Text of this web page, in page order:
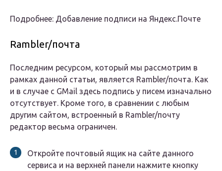
Подробнее: Добавление подписи на Яндекс.Почте
Rambler/почта
Последним ресурсом, который мы рассмотрим в
рамках данной статьи, является Rambler/почта. Как
и в случае с GMail здесь подпись у писем изначально
отсутствует. Кроме того, в сравнении с любым
другим сайтом, встроенный в Rambler/почту
редактор весьма ограничен.
Откройте почтовый ящик на сайте данного
сервиса и на верхней панели нажмите кнопку